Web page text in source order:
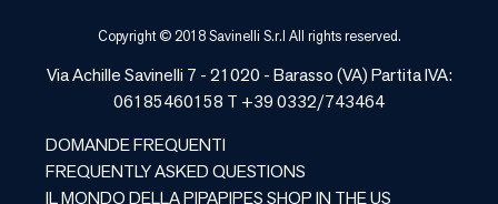
Copyright © 2018 Savinelli S.r.l All rights reserved.
Via Achille Savinelli 7 - 21020 -Barasso(VA) Partita IVA:
06185460158 T +39 0332/743464
DOMANDE FREQUENTI
FREQUENTLY ASKED QUESTIONS
IL MONDO DELLA PIPAPIPES SHOP IN THE US